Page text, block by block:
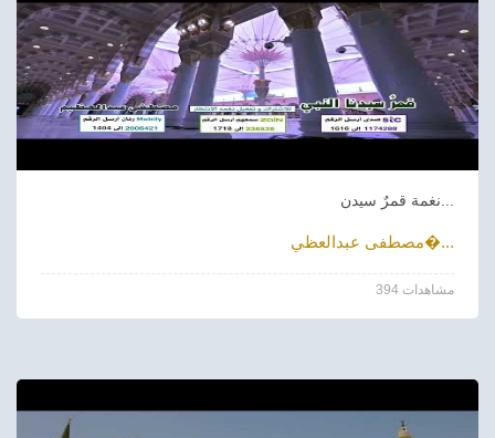
مصطفى عبدالعظي�...
394 مشاهدات